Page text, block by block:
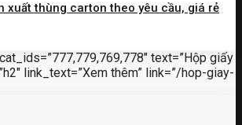
xuất thùng carton theo yêu cầu, giá rẻ
text=”Hộp giấy
link_text=”Xem thêm” link=”/hop-giay-